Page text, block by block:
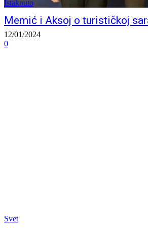
Istaknuto
Memić i Aksoj o turističkoj
12/01/2024
0
Svet